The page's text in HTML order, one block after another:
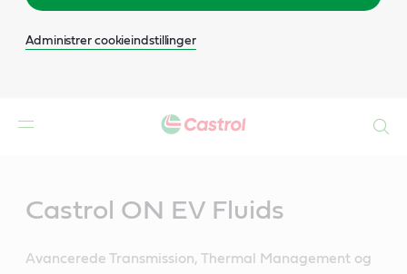
Administrer cookieindstillinger
Castrol ON EV Fluids
Avancerede Transmission, Thermal Management og